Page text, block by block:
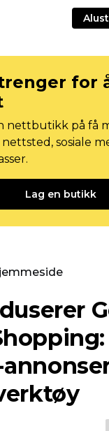
for
nettbutikk på få
sosiale
Lag en butikk